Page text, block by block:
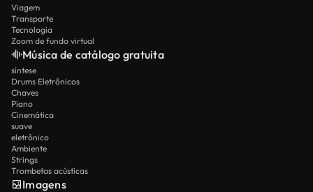
Viagem
Transporte
Tecnologia
Zoom de fundo virtual
Música de catálogo gratuita
síntese
Drums Eletrônicos
Chaves
Piano
Cinemática
suave
eletrônico
Ambiente
Strings
Trombetas acústicas
Imagens